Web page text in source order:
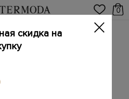
0
мужская обувь
и кожаной деталью
скидка на